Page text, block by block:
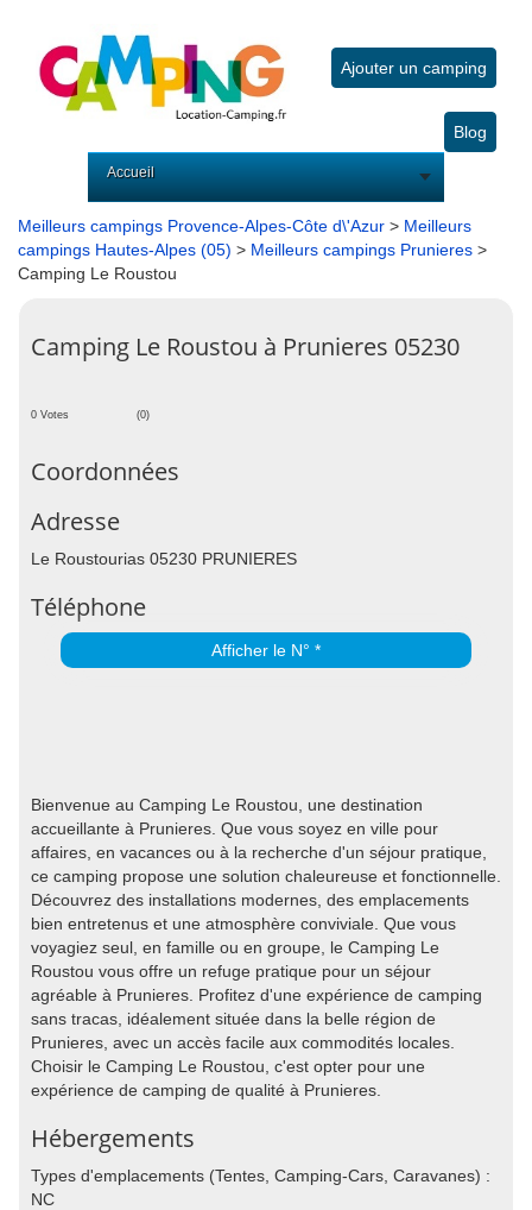
Ajouter un camping
Blog
Accueil
Meilleurs campings Provence-Alpes-Côte d\'Azur > Meilleurs
campings Hautes-Alpes (05) > Meilleurs campings Prunieres >
Camping Le Roustou
Camping Le Roustou à Prunieres 05230
0 Votes (0)
Coordonnées
Adresse
Le Roustourias 05230 PRUNIERES
Téléphone
Afficher le N° *
Bienvenue au Camping Le Roustou, une destination
accueillante à Prunieres. Que vous soyez en ville pour
affaires, en vacances ou à la recherche d'un séjour pratique,
ce camping propose une solution chaleureuse et fonctionnelle.
Découvrez des installations modernes, des emplacements
bien entretenus et une atmosphère conviviale. Que vous
voyagiez seul, en famille ou en groupe, le Camping Le
Roustou vous offre un refuge pratique pour un séjour
agréable à Prunieres. Profitez d'une expérience de camping
sans tracas, idéalement située dans la belle région de
Prunieres, avec un accès facile aux commodités locales.
Choisir le Camping Le Roustou, c'est opter pour une
expérience de camping de qualité à Prunieres.
Hébergements
Types d'emplacements (Tentes, Camping-Cars, Caravanes) :
NC